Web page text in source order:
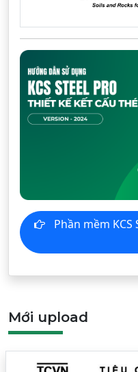
Phần mềm KCS Steel Pro - Thiết kế kết cấu
Mới upload